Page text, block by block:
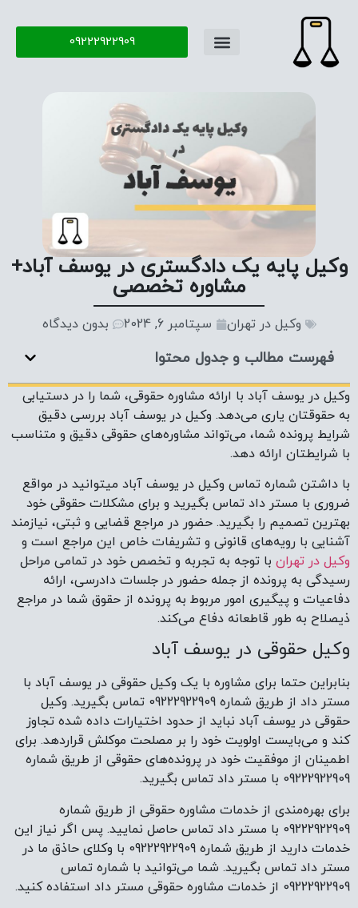
09222922909
وکیل پایه یک دادگستری در یوسف آباد+
مشاوره تخصصی
وکیل در تهران سپتامبر 6, 2024 بدون دیدگاه
فهرست مطالب و جدول محتوا
وکیل در یوسف آباد با ارائه مشاوره حقوقی، شما را در دستیابی
به حقوقتان یاری می‌دهد. وکیل در یوسف آباد بررسی دقیق
شرایط پرونده شما، می‌تواند مشاوره‌های حقوقی دقیق و متناسب
با شرایطتان ارائه دهد.
با داشتن شماره تماس وکیل در یوسف آباد میتوانید در مواقع
ضروری با مستر داد تماس بگیرید و برای مشکلات حقوقی خود
بهترین تصمیم را بگیرید. حضور در مراجع قضایی و ثبتی، نیازمند
آشنایی با رویه‌های قانونی و تشریفات خاص این مراجع است و
وکیل در تهران با توجه به تجربه و تخصص خود در تمامی مراحل
رسیدگی به پرونده از جمله حضور در جلسات دادرسی، ارائه
دفاعیات و پیگیری امور مربوط به پرونده از حقوق شما در مراجع
ذیصلاح به طور قاطعانه دفاع می‌کند.
وکیل حقوقی در یوسف آباد
بنابراین حتما برای مشاوره با یک وکیل حقوقی در یوسف آباد با
مستر داد از طریق شماره 09222922909 تماس بگیرید. وکیل
حقوقی در یوسف آباد نباید از حدود اختیارات داده شده تجاوز
کند و می‌بایست اولویت خود را بر مصلحت موکلش قرار‌دهد. برای
اطمینان از موفقیت خود در پرونده‌های حقوقی از طریق شماره
09222922909 با مستر داد تماس بگیرید.
برای بهره‌مندی از خدمات مشاوره حقوقی از طریق شماره
09222922909 با مستر داد تماس حاصل نمایید. پس اگر نیاز این
خدمات دارید از طریق شماره 09222922909 با وکلای حاذق ما در
مستر داد تماس بگیرید. شما می‌توانید با شماره تماس
09222922909 از خدمات مشاوره حقوقی مستر داد استفاده کنید.